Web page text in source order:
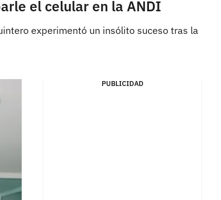
el celular en la ANDI
experimentó un insólito suceso tras la
PUBLICIDAD